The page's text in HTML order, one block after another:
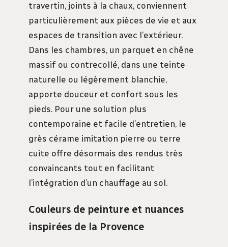
travertin, joints à la chaux, conviennent
particulièrement aux pièces de vie et aux
espaces de transition avec l’extérieur.
Dans les chambres, un parquet en chêne
massif ou contrecollé, dans une teinte
naturelle ou légèrement blanchie,
apporte douceur et confort sous les
pieds. Pour une solution plus
contemporaine et facile d’entretien, le
grès cérame imitation pierre ou terre
cuite offre désormais des rendus très
convaincants tout en facilitant
l’intégration d’un chauffage au sol.
Couleurs de peinture et nuances
inspirées de la Provence